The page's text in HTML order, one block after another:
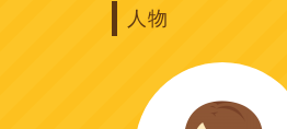
人物